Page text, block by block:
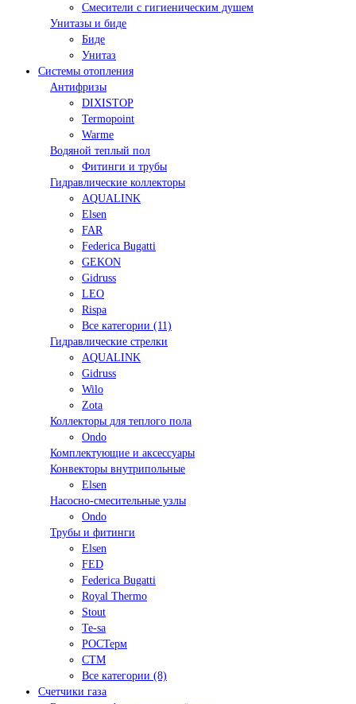
Смесители с гигиеническим душем
Унитазы и биде
Биде
Унитаз
Системы отопления
Антифризы
DIXISTOP
Termopoint
Warme
Водяной теплый пол
Фитинги и трубы
Гидравлические коллекторы
AQUALINK
Elsen
FAR
Federica Bugatti
GEKON
Gidruss
LEO
Rispa
Все категории (11)
Гидравлические стрелки
AQUALINK
Gidruss
Wilo
Zota
Коллекторы для теплого пола
Ondo
Комплектующие и аксессуары
Конвекторы внутрипольные
Elsen
Насосно-смесительные узлы
Ondo
Трубы и фитинги
Elsen
FED
Federica Bugatti
Royal Thermo
Stout
Te-sa
РОСТерм
СТМ
Все категории (8)
Счетчики газа